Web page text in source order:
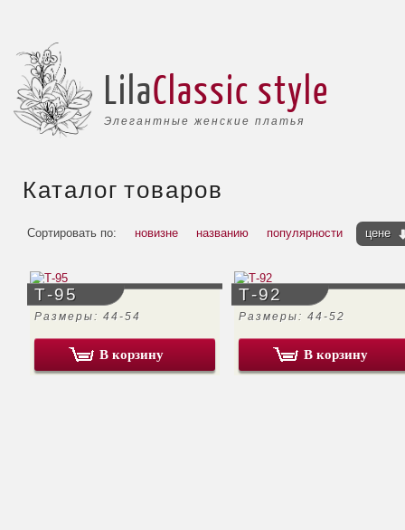
Элегантные женские платья
LilaClassic style
Каталог товаров
Сортировать по: новизне названию популярности цене
Т-95
Размеры: 44-54
В корзину
Т-92
Размеры: 44-52
В корзину